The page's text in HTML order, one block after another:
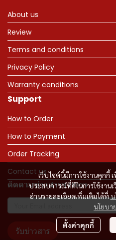
เว็บไซต์นี้มีการใช้งานคุกกี้
ประสบการณ์ที่ดีในการใช้งาน
อ่านรายละเอียดเพิ่มเติมได้ที่น
นโยบา
ตั้งค่าคุกกี้
About us
Review
Terms and conditions
Privacy Policy
Warranty conditions
Support
How to Order
How to Payment
Order Tracking
Contact us
ติดตามข่าวสารจากเรา
รับข่าวสาร